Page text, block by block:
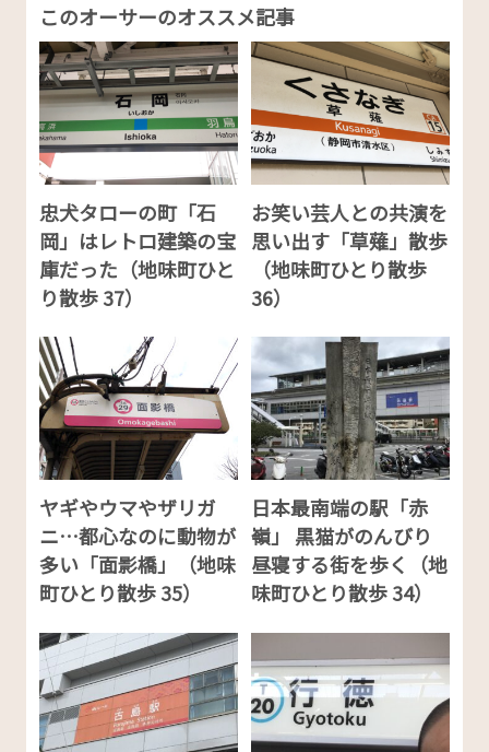
このオーサーのオススメ記事
忠犬タローの町「石
岡」はレトロ建築の宝
庫だった（地味町ひと
り散歩 37）
お笑い芸人との共演を
思い出す「草薙」散歩
（地味町ひとり散歩
36）
ヤギやウマやザリガ
ニ…都心なのに動物が
多い「面影橋」（地味
町ひとり散歩 35）
日本最南端の駅「赤
嶺」 黒猫がのんびり
昼寝する街を歩く（地
味町ひとり散歩 34）